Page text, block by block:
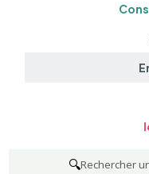
🔍Rechercher